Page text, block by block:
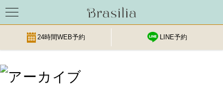
Skip
24時間WEB予約 LINE予約